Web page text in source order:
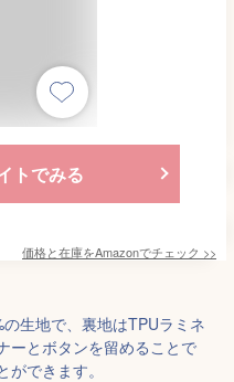
トでみる
価格と在庫をAmazonでチェック >>
生地で、裏地はTPUラミネ
ーとボタンを留めることで
ができます。